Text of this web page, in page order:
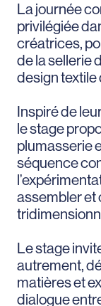
La journée
privilégiée
créatrices,
de la sellerie
design textile
Inspiré de
le stage
plumasserie
séquence
assembler et
Le stage
autrement,
matières et
dialogue